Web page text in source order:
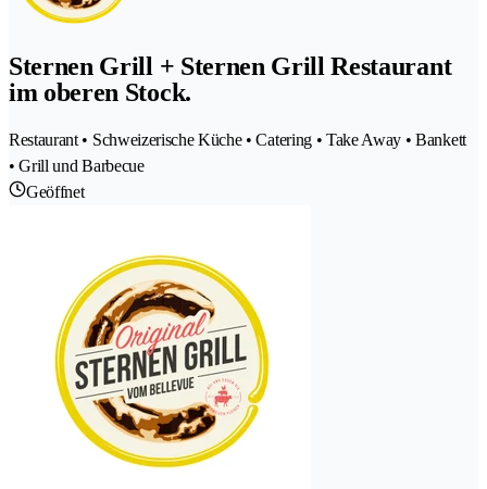
Sternen Grill + Sternen Grill Restaurant
im oberen Stock.
Restaurant • Schweizerische Küche • Catering • Take Away • Bankett
• Grill und Barbecue
Geöffnet